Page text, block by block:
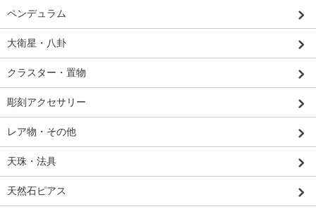
ペンデュラム
大衛星・八卦
クラスター・置物
彫刻アクセサリー
レア物・その他
天珠・法具
天然石ピアス